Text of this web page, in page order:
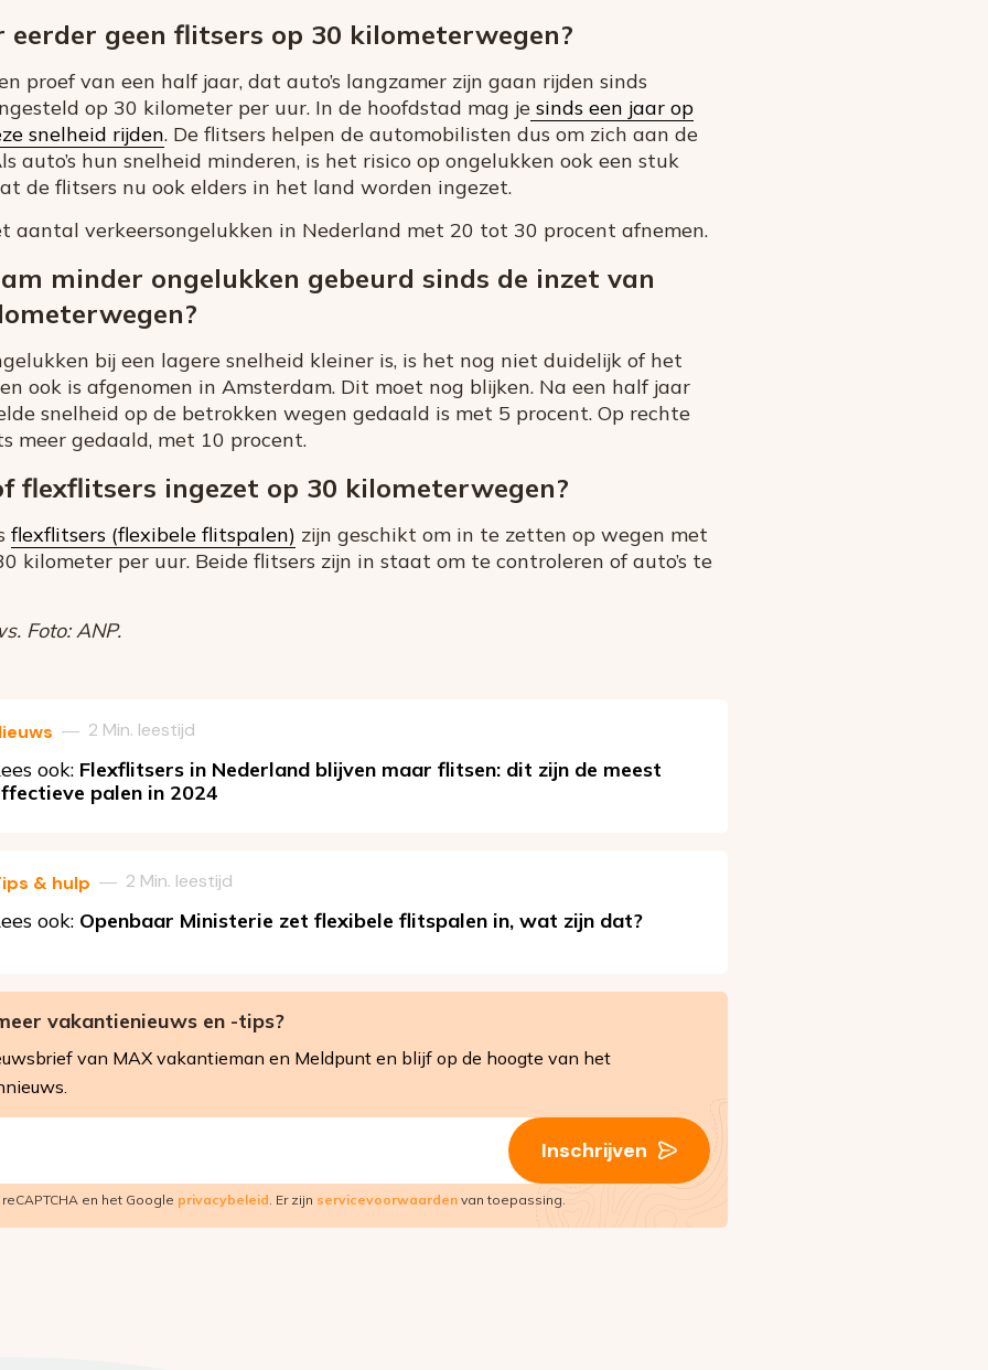
geen flitsers op 30 kilometerwegen?
proef van een half jaar, dat auto’s langzamer zijn gaan rijden sinds
op 30 kilometer per uur. In de hoofdstad mag je sinds een jaar op
snelheid rijden. De flitsers helpen de automobilisten dus om zich aan de
auto’s hun snelheid minderen, is het risico op ongelukken ook een stuk
de flitsers nu ook elders in het land worden ingezet.
aantal verkeersongelukken in Nederland met 20 tot 30 procent afnemen.
minder ongelukken gebeurd sinds de inzet van
bij een lagere snelheid kleiner is, is het nog niet duidelijk of het
ook is afgenomen in Amsterdam. Dit moet nog blijken. Na een half jaar
snelheid op de betrokken wegen gedaald is met 5 procent. Op rechte
meer gedaald, met 10 procent.
flexflitsers ingezet op 30 kilometerwegen?
flexflitsers (flexibele flitspalen) zijn geschikt om in te zetten op wegen met
kilometer per uur. Beide flitsers zijn in staat om te controleren of auto’s te
Foto: ANP.
— 2 Min. leestijd
ook: Flexflitsers in Nederland blijven maar flitsen: dit zijn de meest
palen in 2024
& hulp — 2 Min. leestijd
ook: Openbaar Ministerie zet flexibele flitspalen in, wat zijn dat?
vakantienieuws en -tips?
van MAX vakantieman en Meldpunt en blijf op de hoogte van het
Inschrijven
en het Google privacybeleid . Er zijn servicevoorwaarden van toepassing.